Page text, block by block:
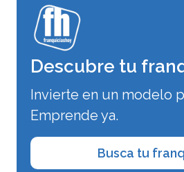
Descubre tu
Invierte en un modelo
Emprende ya.
Busca tu